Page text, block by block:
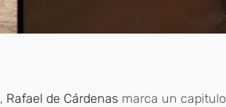
, Rafael de Cárdenas marca un capitulo